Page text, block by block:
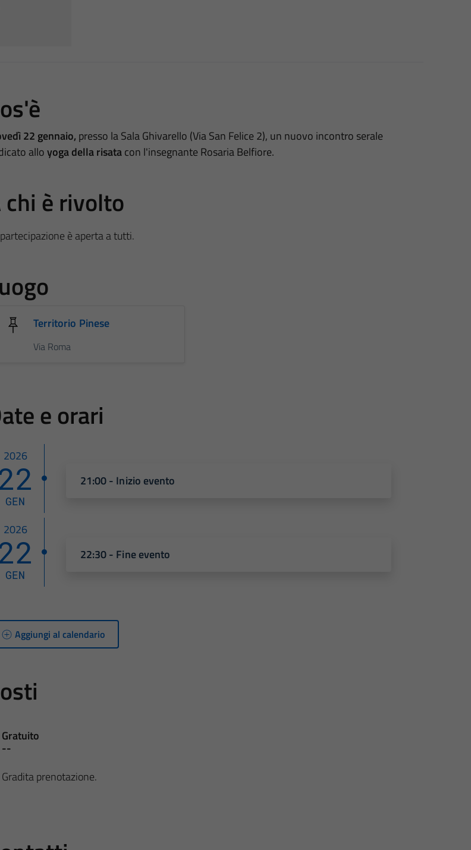
22 gennaio, presso la Sala Ghivarello (Via San Felice 2), un nuovo incontro serale
alloyoga della risatacon l'insegnante Rosaria Belfiore.
chi è rivolto
è aperta a tutti.
Territorio Pinese
Via Roma
e orari
2026
GEN
21:00 - Inizio evento
2026
GEN
22:30 - Fine evento
Aggiungi al calendario
Gratuito
--
Gradita prenotazione.